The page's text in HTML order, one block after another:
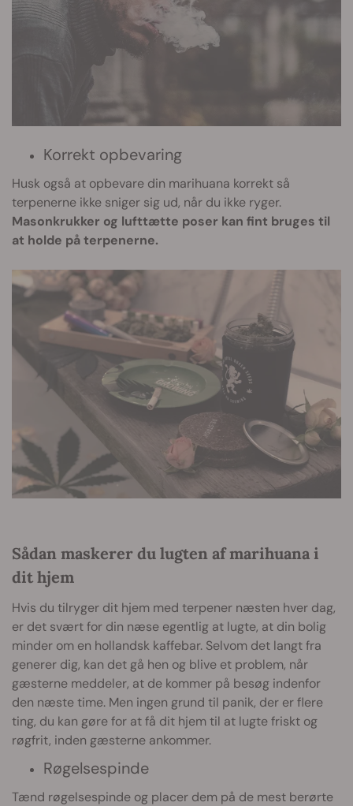
Korrekt opbevaring
Husk også at opbevare din marihuana korrekt så
terpenerne ikke sniger sig ud, når du ikke ryger.
Masonkrukker og lufttætte poser kan fint bruges til
at holde på terpenerne.
Sådan maskerer du lugten af marihuana i
dit hjem
Hvis du tilryger dit hjem med terpener næsten hver dag,
er det svært for din næse egentlig at lugte, at din bolig
minder om en hollandsk kaffebar. Selvom det langt fra
generer dig, kan det gå hen og blive et problem, når
gæsterne meddeler, at de kommer på besøg indenfor
den næste time. Men ingen grund til panik, der er flere
ting, du kan gøre for at få dit hjem til at lugte friskt og
røgfrit, inden gæsterne ankommer.
Røgelsespinde
Tænd røgelsespinde og placer dem på de mest berørte